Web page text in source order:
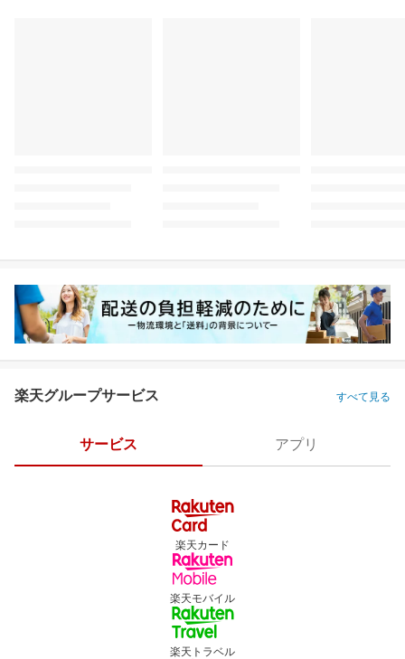
楽天グループサービス すべて見る
サービス アプリ
楽天カード
楽天モバイル
楽天トラベル